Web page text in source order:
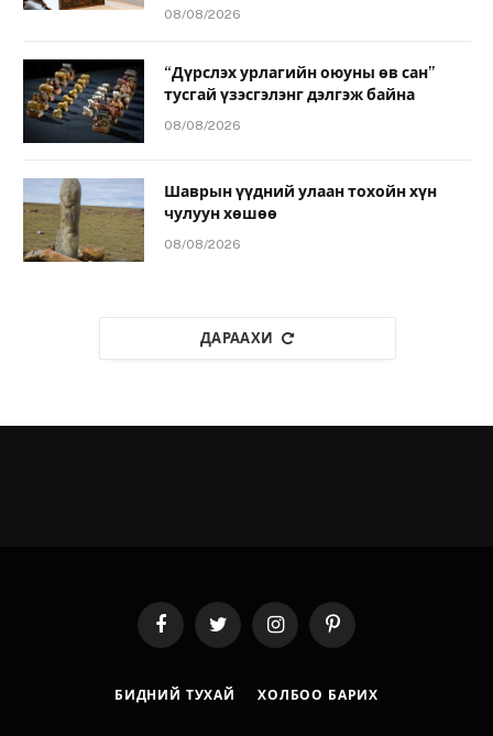
08/08/2026
“Дүрслэх урлагийн оюуны өв сан”
тусгай үзэсгэлэнг дэлгэж байна
08/08/2026
Шаврын үүдний улаан тохойн хүн
чулуун хөшөө
08/08/2026
ДАРААХИ
FacebookTwitter InstagramPinterest
БИДНИЙ ТУХАЙ ХОЛБОО БАРИХ